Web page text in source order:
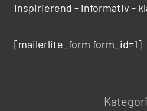
inspirierend - informativ -
[mailerlite_form form_id=1]